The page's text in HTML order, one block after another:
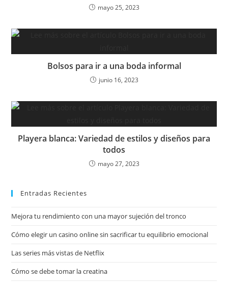
mayo 25, 2023
Bolsos para ir a una boda informal
junio 16, 2023
Playera blanca: Variedad de estilos y diseños para
todos
mayo 27, 2023
Entradas Recientes
Mejora tu rendimiento con una mayor sujeción del tronco
Cómo elegir un casino online sin sacrificar tu equilibrio emocional
Las series más vistas de Netflix
Cómo se debe tomar la creatina